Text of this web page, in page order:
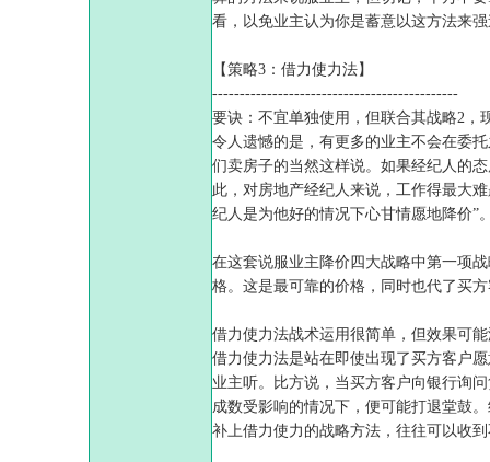
看，以免业主认为你是蓄意以这方法来
【策略3：借力使力法】
---------------------------------------------
要诀：不宜单独使用，但联合其战略2，
令人遗憾的是，有更多的业主不会在委
们卖房子的当然这样说。如果经纪人的
此，对房地产经纪人来说，工作得最大
纪人是为他好的情况下心甘情愿地降价”
在这套说服业主降价四大战略中第一项
格。这是最可靠的价格，同时也代了买
借力使力法战术运用很简单，但效果可
借力使力法是站在即使出现了买方客户
业主听。比方说，当买方客户向银行询
成数受影响的情况下，便可能打退堂鼓
补上借力使力的战略方法，往往可以收